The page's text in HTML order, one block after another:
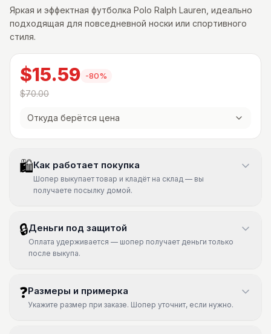
Яркая и эффектная футболка Polo Ralph Lauren, идеально
подходящая для повседневной носки или спортивного
стиля.
$15.59 -80%
$70.00
Откуда берётся цена
🛍Как работает покупка
Шопер выкупает товар и кладёт на склад — вы
получаете посылку домой.
🔒Деньги под защитой
Оплата удерживается — шопер получает деньги только
после выкупа.
❓Размеры и примерка
Укажите размер при заказе. Шопер уточнит, если нужно.